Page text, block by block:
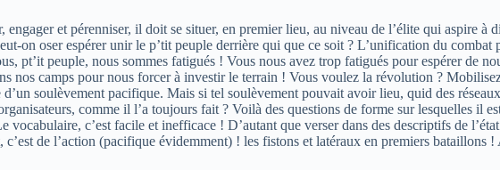
et pérenniser, il doit se situer, en premier lieu, au niveau de l’élite qui aspire
on oser espérer unir le p’tit peuple derrière qui que ce soit ? L’unification du
pt’it peuple, nous sommes fatigués ! Vous nous avez trop fatigués pour espérer de
nos camps pour nous forcer à investir le terrain ! Vous voulez la révolution ?
soulèvement pacifique. Mais si tel soulèvement pouvait avoir lieu, quid des
comme il l’a toujours fait ? Voilà des questions de forme sur lesquelles il
vocabulaire, c’est facile et inefficace ! D’autant que verser dans des descriptifs de
de l’action (pacifique évidemment) ! les fistons et latéraux en premiers bataillons